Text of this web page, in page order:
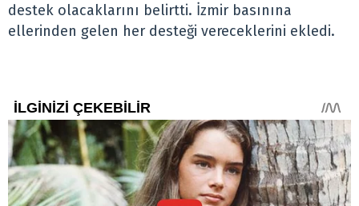
destek olacaklarını belirtti. İzmir basınına
ellerinden gelen her desteği vereceklerini ekledi.